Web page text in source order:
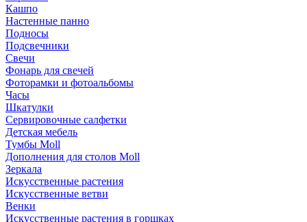
Кашпо
Настенные панно
Подносы
Подсвечники
Свечи
Фонарь для свечей
Фоторамки и фотоальбомы
Часы
Шкатулки
Сервировочные салфетки
Детская мебель
Тумбы Moll
Дополнения для столов Moll
Зеркала
Искусственные растения
Искусственные ветви
Венки
Искусственные растения в горшках